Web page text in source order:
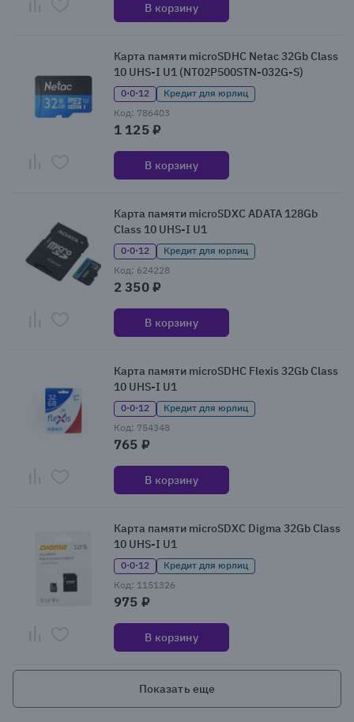
В корзину
Карта памяти microSDHC Netac 32Gb Class
10 UHS-I U1 (NT02P500STN-032G-S)
0·0·12
Кредит для юрлиц
Код: 786403
1 125 ₽
В корзину
Карта памяти microSDXC ADATA 128Gb
Class 10 UHS-I U1
0·0·12
Кредит для юрлиц
Код: 624228
2 350 ₽
В корзину
Карта памяти microSDHC Flexis 32Gb Class
10 UHS-I U1
0·0·12
Кредит для юрлиц
Код: 754348
765 ₽
В корзину
Карта памяти microSDXC Digma 32Gb Class
10 UHS-I U1
0·0·12
Кредит для юрлиц
Код: 1151326
975 ₽
В корзину
Показать еще